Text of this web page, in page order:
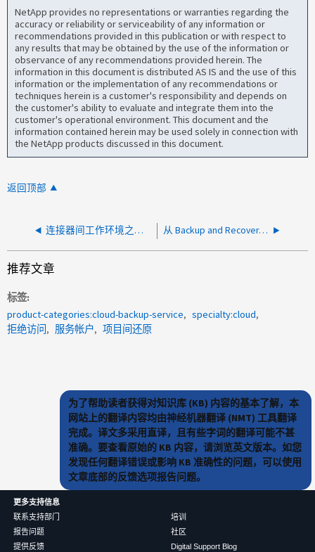
NetApp provides no representations or warranties regarding the
accuracy or reliability or serviceability of any information or
recommendations provided in this publication or with respect to
any results that may be obtained by the use of the information or
observance of any recommendations provided herein. The
information in this document is distributed AS IS and the use of this
information or the implementation of any recommendations or
techniques herein is a customer's responsibility and depends on
the customer's ability to evaluate and integrate them into the
customer's operational environment. This document and the
information contained herein may be used solely in connection with
the NetApp products discussed in this document.
返回顶部
连接器间工作环境之间的还原操作失败、并显示404 从 Backup and Recovery 还原失败，访问被拒绝
推荐文章
标签
product-categories:cloud-backup-service
specialty:cloud
拒绝访问
服务帐户 项目间还原
为了帮助读者获得对知识库 (KB) 内容的基本了解，本
网站上的翻译内容均由神经机器翻译 (NMT) 工具翻译
完成。译文多采用直译，且有些字词的翻译可能不甚
准确。要查看原始的 KB 内容，请浏览英文版本。如您
发现任何翻译错误或影响 KB 准确性的问题，可以使用
文章底部的反馈选项报告问题。
更多支持信息
联系支持部门
报告问题
提供反馈
培训
社区
Digital Support Blog